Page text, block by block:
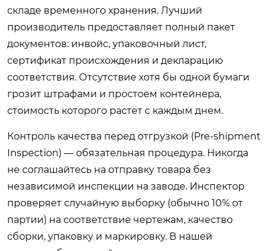
складе временного хранения. Лучший
производитель предоставляет полный пакет
документов: инвойс, упаковочный лист,
сертификат происхождения и декларацию
соответствия. Отсутствие хотя бы одной бумаги
грозит штрафами и простоем контейнера,
стоимость которого растет с каждым днем.
Контроль качества перед отгрузкой (Pre-shipment
Inspection) — обязательная процедура. Никогда
не соглашайтесь на отправку товара без
независимой инспекции на заводе. Инспектор
проверяет случайную выборку (обычно 10% от
партии) на соответствие чертежам, качество
сборки, упаковку и маркировку. В нашей